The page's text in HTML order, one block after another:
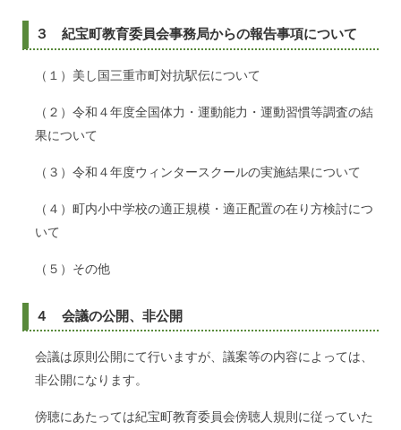
３ 紀宝町教育委員会事務局からの報告事項について
（１）美し国三重市町対抗駅伝について
（２）令和４年度全国体力・運動能力・運動習慣等調査の結
果について
（３）令和４年度ウィンタースクールの実施結果について
（４）町内小中学校の適正規模・適正配置の在り方検討につ
いて
（５）その他
４ 会議の公開、非公開
会議は原則公開にて行いますが、議案等の内容によっては、
非公開になります。
傍聴にあたっては紀宝町教育委員会傍聴人規則に従っていた